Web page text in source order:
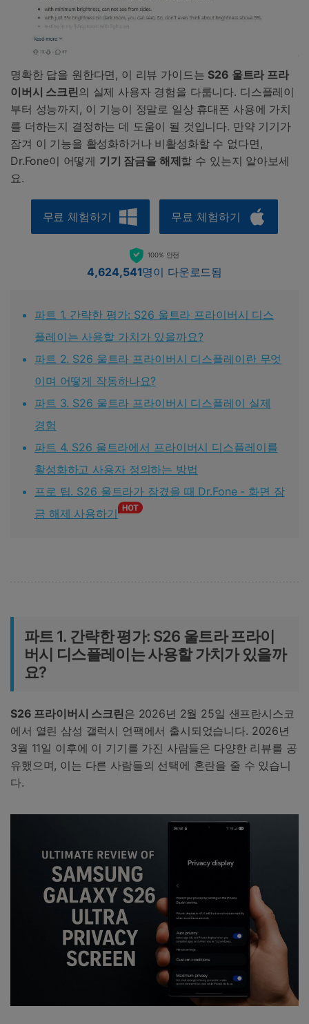
명확한 답을 원한다면, 이 리뷰 가이드는 S26 울트라 프라
이버시 스크린의 실제 사용자 경험을 다룹니다. 디스플레이
부터 성능까지, 이 기능이 정말로 일상 휴대폰 사용에 가치
를 더하는지 결정하는 데 도움이 될 것입니다. 만약 기기가
잠겨 이 기능을 활성화하거나 비활성화할 수 없다면,
Dr.Fone이 어떻게 기기 잠금을 해제할 수 있는지 알아보세
요.
무료 체험하기 무료 체험하기
100% 안전
4,624,541명이 다운로드됨
파트 1. 간략한 평가: S26 울트라 프라이버시 디스
플레이는 사용할 가치가 있을까요?
파트 2. S26 울트라 프라이버시 디스플레이란 무엇
이며 어떻게 작동하나요?
파트 3. S26 울트라 프라이버시 디스플레이 실제
경험
파트 4. S26 울트라에서 프라이버시 디스플레이를
활성화하고 사용자 정의하는 방법
프로 팁. S26 울트라가 잠겼을 때 Dr.Fone - 화면 잠
금 해제 사용하기
파트 1. 간략한 평가: S26 울트라 프라이
버시 디스플레이는 사용할 가치가 있을까
요?
S26 프라이버시 스크린은 2026년 2월 25일 샌프란시스코
에서 열린 삼성 갤럭시 언팩에서 출시되었습니다. 2026년
3월 11일 이후에 이 기기를 가진 사람들은 다양한 리뷰를 공
유했으며, 이는 다른 사람들의 선택에 혼란을 줄 수 있습니
다.